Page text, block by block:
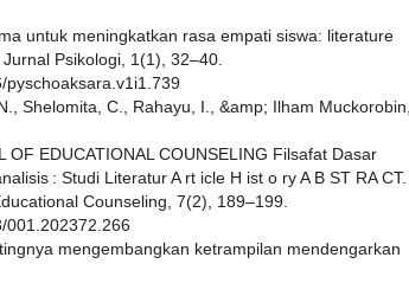
untuk meningkatkan rasa empati siswa: literature
Psikologi, 1(1), 32–40.
pyschoaksara.v1i1.739
Shelomita, C., Rahayu, I., &amp; Ilham Muckorobin,
OF EDUCATIONAL COUNSELING Filsafat Dasar
: Studi Literatur A rt icle H ist o ry A B ST RA CT.
Counseling, 7(2), 189–199.
001.202372.266
mengembangkan ketrampilan mendengarkan